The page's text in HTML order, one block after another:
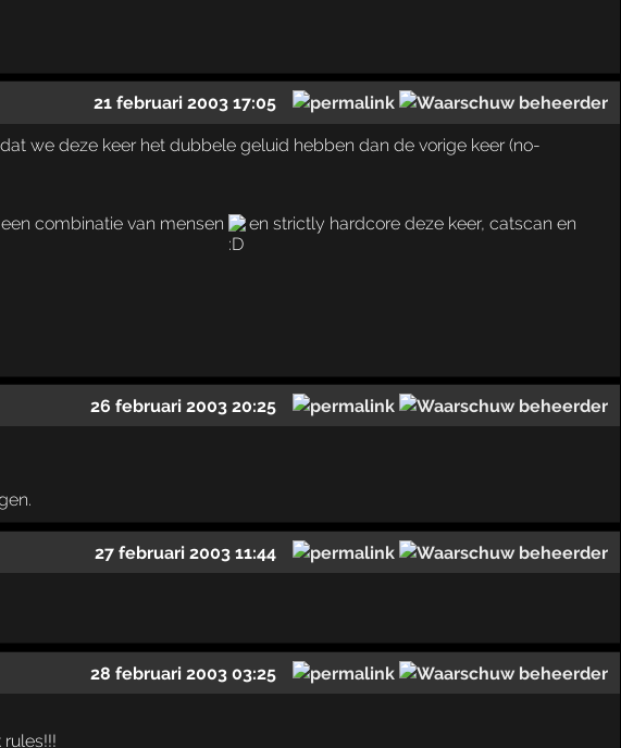
21 februari 2003 17:05
we deze keer het dubbele geluid hebben dan de vorige keer (no-
combinatie van mensen
en strictly hardcore deze keer, catscan en
26 februari 2003 20:25
27 februari 2003 11:44
28 februari 2003 03:25